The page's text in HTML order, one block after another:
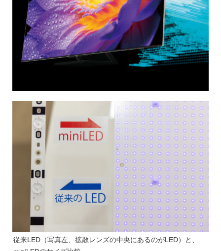
従来LED（写真左、拡散レンズの中央にあるのがLED）と、